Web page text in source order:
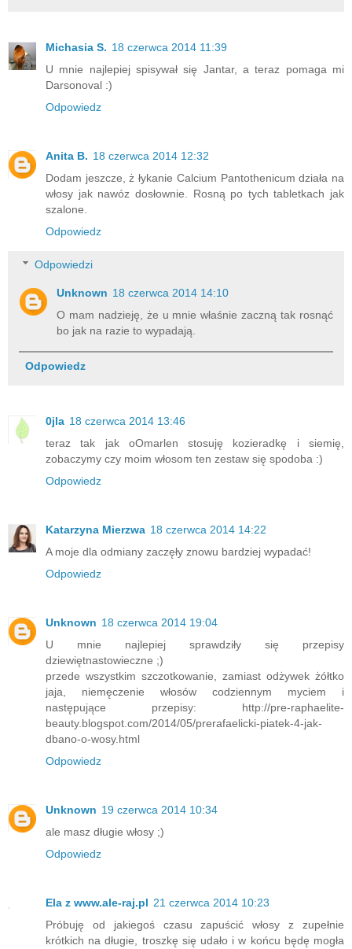
Michasia S. 18 czerwca 2014 11:39
U mnie najlepiej spisywał się Jantar, a teraz pomaga mi
Darsonoval :)
Odpowiedz
Anita B. 18 czerwca 2014 12:32
Dodam jeszcze, ż łykanie Calcium Pantothenicum działa na
włosy jak nawóz dosłownie. Rosną po tych tabletkach jak
szalone.
Odpowiedz
Odpowiedzi
Unknown 18 czerwca 2014 14:10
O mam nadzieję, że u mnie właśnie zaczną tak rosnąć
bo jak na razie to wypadają.
Odpowiedz
0jla 18 czerwca 2014 13:46
teraz tak jak oOmarlen stosuję kozieradkę i siemię,
zobaczymy czy moim włosom ten zestaw się spodoba :)
Odpowiedz
Katarzyna Mierzwa 18 czerwca 2014 14:22
A moje dla odmiany zaczęły znowu bardziej wypadać!
Odpowiedz
Unknown 18 czerwca 2014 19:04
U mnie najlepiej sprawdziły się przepisy
dziewiętnastowieczne ;)
przede wszystkim szczotkowanie, zamiast odżywek żółtko
jaja, niemęczenie włosów codziennym myciem i
następujące przepisy: http://pre-raphaelite-
beauty.blogspot.com/2014/05/prerafaelicki-piatek-4-jak-
dbano-o-wosy.html
Odpowiedz
Unknown 19 czerwca 2014 10:34
ale masz długie włosy ;)
Odpowiedz
Ela z www.ale-raj.pl 21 czerwca 2014 10:23
Próbuję od jakiegoś czasu zapuścić włosy z zupełnie
krótkich na długie, troszkę się udało i w końcu będę mogła